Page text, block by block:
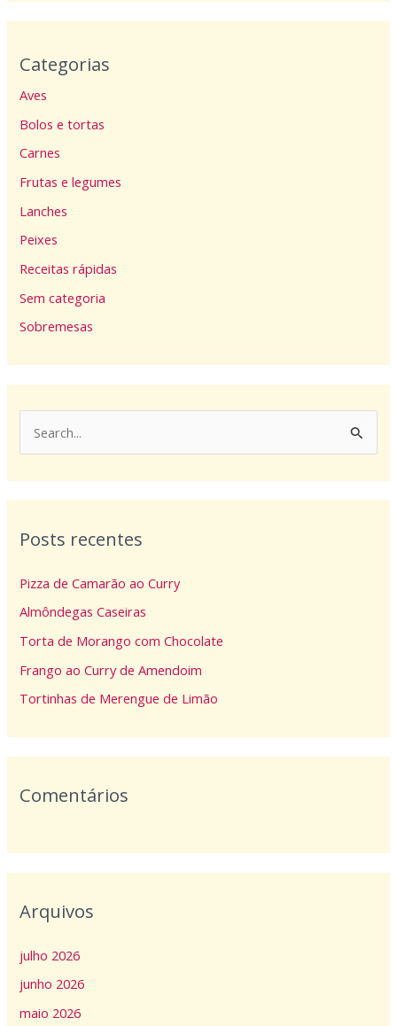
Categorias
Aves
Bolos e tortas
Carnes
Frutas e legumes
Lanches
Peixes
Receitas rápidas
Sem categoria
Sobremesas
s
u
s
a
r
p
o
Posts recentes
Pizza de Camarão ao Curry
Almôndegas Caseiras
Torta de Morango com Chocolate
Frango ao Curry de Amendoim
Tortinhas de Merengue de Limão
Comentários
Arquivos
julho 2026
junho 2026
maio 2026